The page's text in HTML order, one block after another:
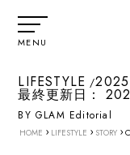
MENU
LIFESTYLE
最終更新日：
BY GLAM Editorial
HOME › LIFESTYLE › STORY ›